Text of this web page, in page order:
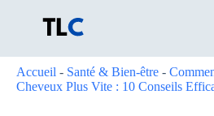
Accueil - Santé & Bien-être -
Cheveux Plus Vite : 10 Conseils